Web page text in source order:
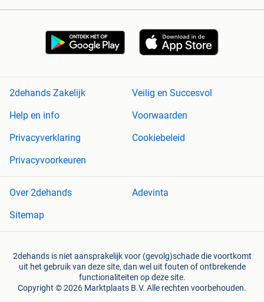
2dehands Zakelijk
Veilig en Succesvol
Help en info
Voorwaarden
Privacyverklaring
Cookiebeleid
Privacyvoorkeuren
Over 2dehands
Adevinta
Sitemap
2dehands is niet aansprakelijk voor (gevolg)schade die voortkomt
uit het gebruik van deze site, dan wel uit fouten of ontbrekende
functionaliteiten op deze site.
Copyright © 2026 Marktplaats B.V. Alle rechten voorbehouden.